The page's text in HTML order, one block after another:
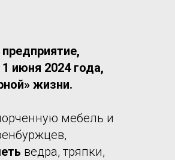
июня 2024 года,
жизни.
мебель и
ведра, тряпки,